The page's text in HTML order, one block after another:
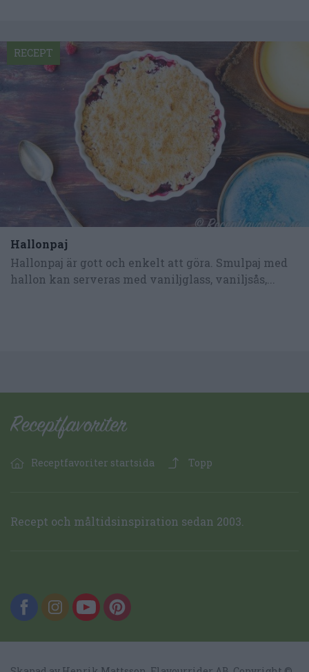
Hallonpaj
Hallonpaj är gott och enkelt att göra. Smulpaj med
hallon kan serveras med vaniljglass, vaniljsås,...
RECEPT
Receptfavoriter startsida Topp
Recept och måltidsinspiration sedan 2003.